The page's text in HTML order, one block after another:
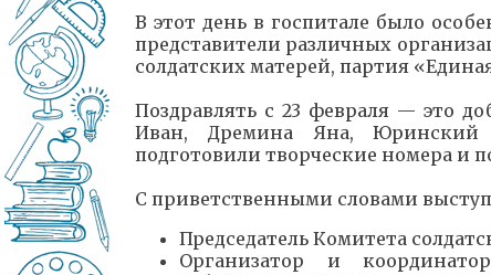
В этот день в госпитале было
представители различных
солдатских матерей, партия
Поздравлять с 23 февраля — это
Иван, Дремина Яна, Юринский
подготовили творческие номера и
С приветственными словами
Председатель Комитета
Организатор и